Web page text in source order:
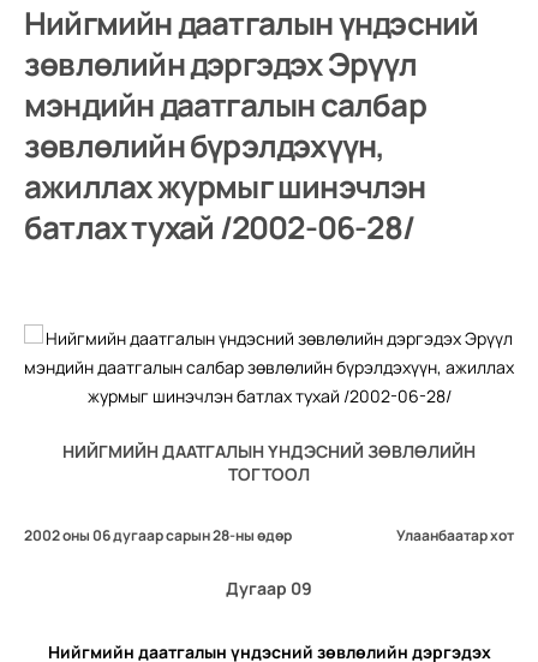
Нийгмийн даатгалын үндэсний
зөвлөлийн дэргэдэх Эрүүл
мэндийн даатгалын салбар
зөвлөлийн бүрэлдэхүүн,
ажиллах журмыг шинэчлэн
батлах тухай /2002-06-28/
НИЙГМИЙН ДААТГАЛЫН ҮНДЭСНИЙ ЗӨВЛӨЛИЙН
ТОГТООЛ
2002 оны 06 дугаар сарын 28-ны өдөр Улаанбаатар хот
Дугаар 09
Нийгмийн даатгалын үндэсний зөвлөлийн дэргэдэх